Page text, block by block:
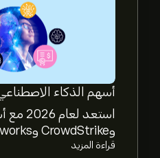
أسهم الذكاء الاصطناعي
وCrowdStrike وArista Networks وAmphenol، من خلال تحليل خبراء eToro.
قراءة المزيد